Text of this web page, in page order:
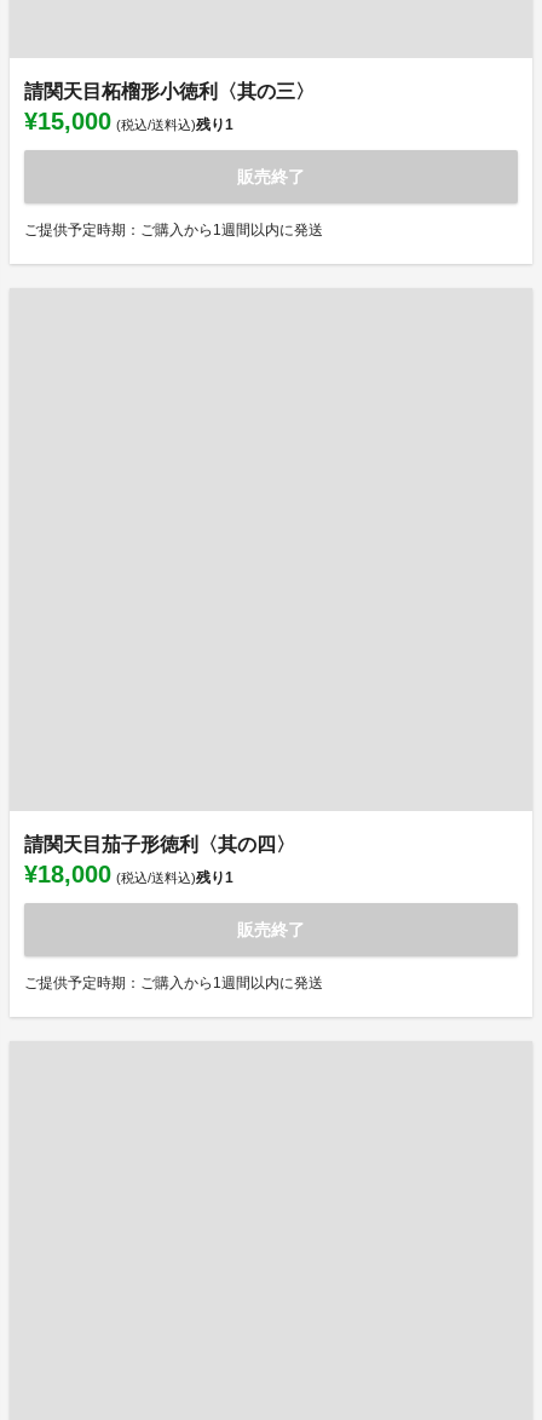
請関天目柘榴形小徳利〈其の三〉
¥15,000 (税込/送料込)残り1
販売終了
ご提供予定時期：ご購入から1週間以内に発送
請関天目茄子形徳利〈其の四〉
¥18,000 (税込/送料込)残り1
販売終了
ご提供予定時期：ご購入から1週間以内に発送